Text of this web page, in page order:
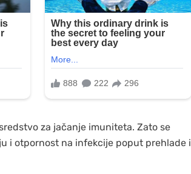
za jačanje imuniteta. Zato se
i otpornost na infekcije poput prehlade i